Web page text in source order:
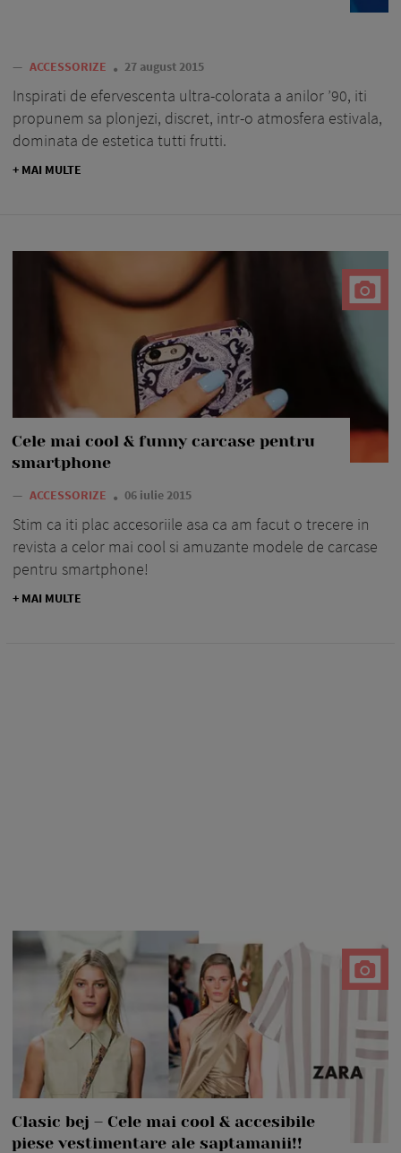
— ACCESSORIZE 27 august 2015
Inspirati de efervescenta ultra-colorata a anilor ’90, iti
propunem sa plonjezi, discret, intr-o atmosfera estivala,
dominata de estetica tutti frutti.
+ MAI MULTE
Cele mai cool & funny carcase pentru
smartphone
— ACCESSORIZE 06 iulie 2015
Stim ca iti plac accesoriile asa ca am facut o trecere in
revista a celor mai cool si amuzante modele de carcase
pentru smartphone!
+ MAI MULTE
Clasic bej – Cele mai cool & accesibile
piese vestimentare ale saptamanii!!